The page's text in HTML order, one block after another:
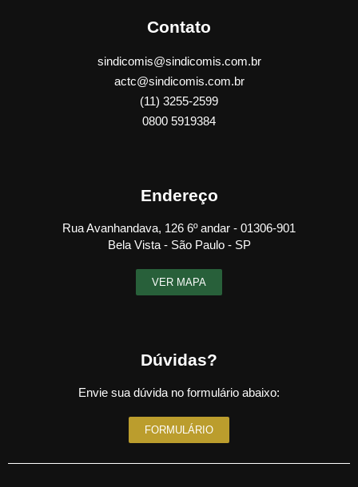
Contato
sindicomis@sindicomis.com.br
actc@sindicomis.com.br
(11) 3255-2599
0800 5919384
Endereço
Rua Avanhandava, 126 6º andar - 01306-901
Bela Vista - São Paulo - SP
VER MAPA
Dúvidas?
Envie sua dúvida no formulário abaixo:
FORMULÁRIO